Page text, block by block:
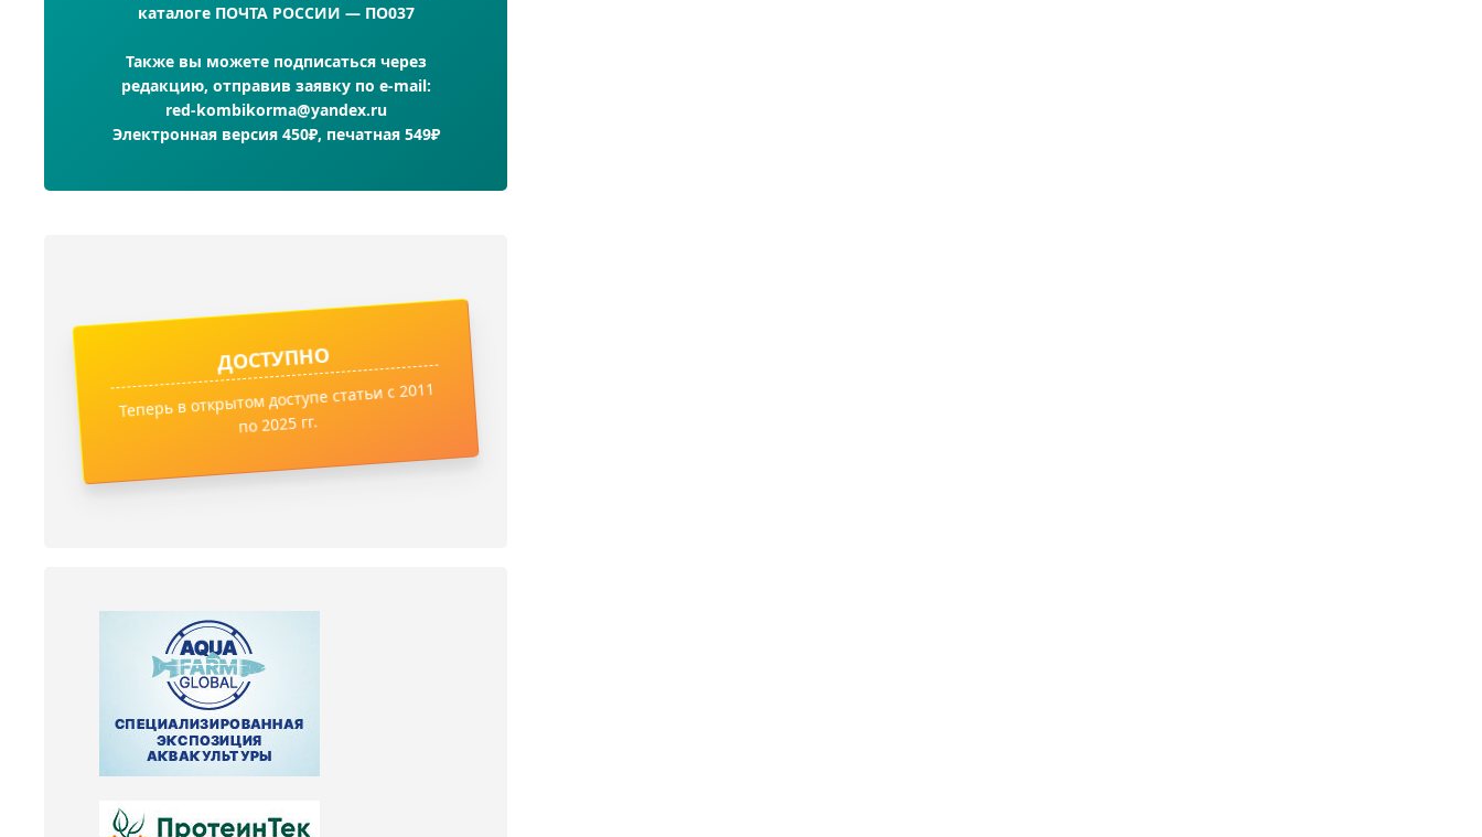
каталоге ПОЧТА РОССИИ — ПО037
Также вы можете подписаться через
редакцию, отправив заявку по e-mail:
red-kombikorma@yandex.ru
Электронная версия 450₽, печатная 549₽
ДОСТУПНО
Теперь в открытом доступе статьи с 2011
по 2025 гг.